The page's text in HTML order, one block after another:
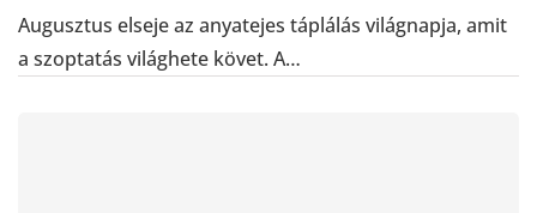
Augusztus elseje az anyatejes táplálás világnapja, amit
a szoptatás világhete követ. A…